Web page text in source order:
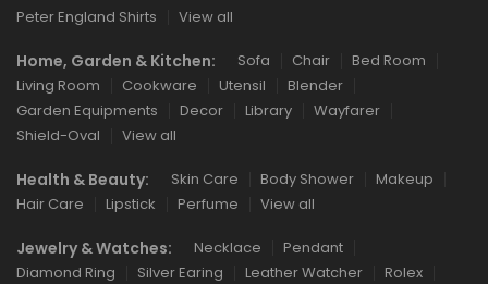
Peter England Shirts
View all
Home, Garden & Kitchen: Sofa Chair
Bed Room
Living Room
Cookware Utensil
Blender
Garden Equipments
Decor Library
Wayfarer
Shield-Oval
View all
Health & Beauty: Skin Care Body Shower
Makeup
Hair Care
Lipstick Perfume View all
Jewelry & Watches: Necklace
Pendant
Diamond Ring
Silver Earing Leather Watcher
Rolex